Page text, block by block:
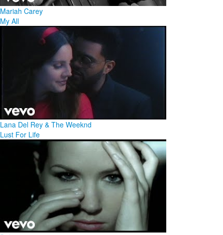
Mariah Carey
My All
Lana Del Rey & The Weeknd
Lust For Life